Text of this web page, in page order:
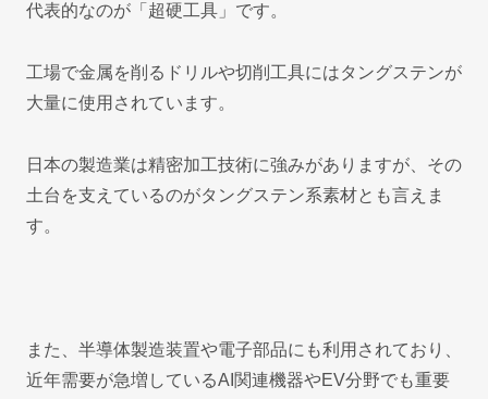
代表的なのが「超硬工具」です。
工場で金属を削るドリルや切削工具にはタングステンが
大量に使用されています。
日本の製造業は精密加工技術に強みがありますが、その
土台を支えているのがタングステン系素材とも言えま
す。
また、半導体製造装置や電子部品にも利用されており、
近年需要が急増しているAI関連機器やEV分野でも重要